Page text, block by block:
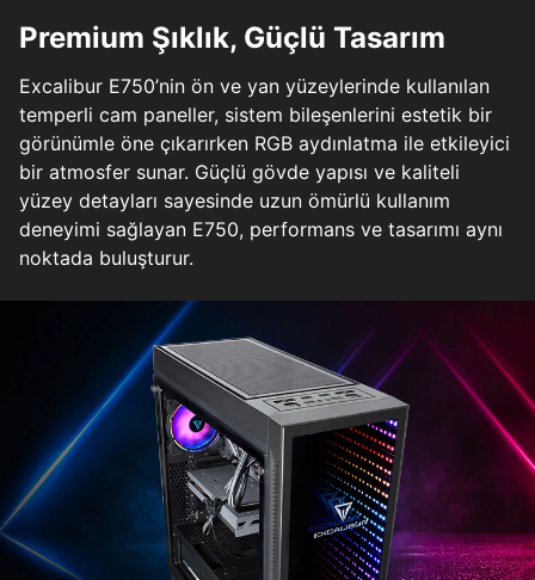
Premium Şıklık, Güçlü Tasarım
Excalibur E750’nin ön ve yan yüzeylerinde kullanılan
temperli cam paneller, sistem bileşenlerini estetik bir
görünümle öne çıkarırken RGB aydınlatma ile etkileyici
bir atmosfer sunar. Güçlü gövde yapısı ve kaliteli
yüzey detayları sayesinde uzun ömürlü kullanım
deneyimi sağlayan E750, performans ve tasarımı aynı
noktada buluşturur.